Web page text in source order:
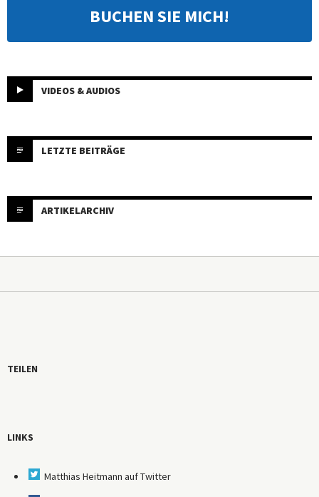
BUCHEN SIE MICH!
VIDEOS & AUDIOS
LETZTE BEITRÄGE
ARTIKELARCHIV
TEILEN
LINKS
Matthias Heitmann auf Twitter